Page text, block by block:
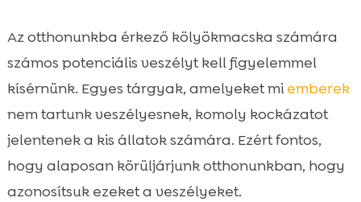
Az otthonunkba érkező kölyökmacska számára
számos potenciális veszélyt kell figyelemmel
kísérnünk. Egyes tárgyak, amelyeket miemberek
nem tartunk veszélyesnek, komoly kockázatot
jelentenek a kis állatok számára. Ezért fontos,
hogy alaposan körüljárjunk otthonunkban, hogy
azonosítsuk ezeket a veszélyeket.